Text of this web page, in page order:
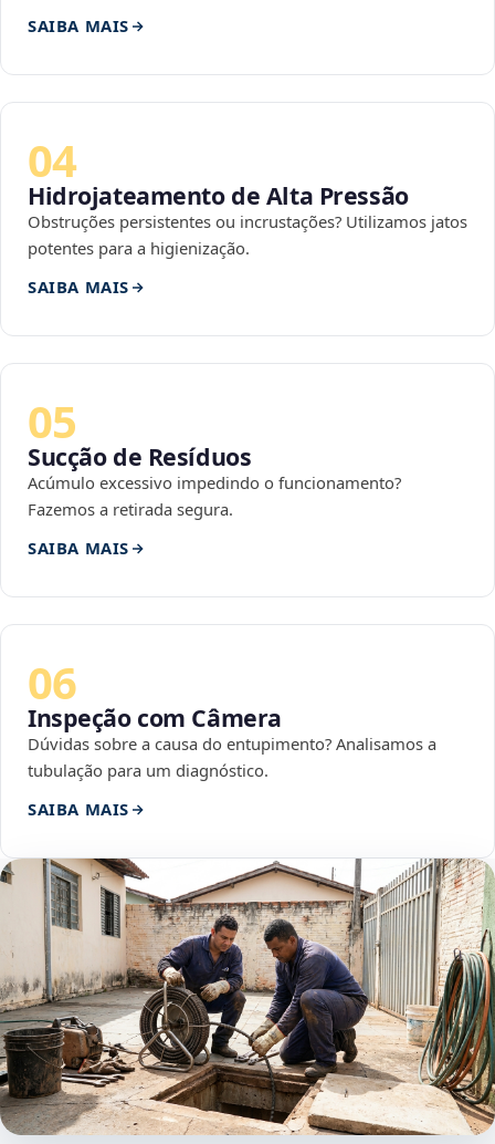
SAIBA MAIS
04
Hidrojateamento de Alta Pressão
Obstruções persistentes ou incrustações? Utilizamos jatos
potentes para a higienização.
SAIBA MAIS
05
Sucção de Resíduos
Acúmulo excessivo impedindo o funcionamento?
Fazemos a retirada segura.
SAIBA MAIS
06
Inspeção com Câmera
Dúvidas sobre a causa do entupimento? Analisamos a
tubulação para um diagnóstico.
SAIBA MAIS